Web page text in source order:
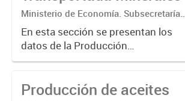
Ministerio de Economía. Subsecretaría
de Coordinación Económica y
Estadística. Dirección Provincial de
Estadística.
En esta sección se presentan los
datos de la Producción
transportada de minerales
Producción de aceites